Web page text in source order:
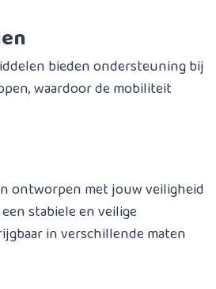
bieden ondersteuning bij
waardoor de mobiliteit
ontworpen met jouw veiligheid
stabiele en veilige
in verschillende maten